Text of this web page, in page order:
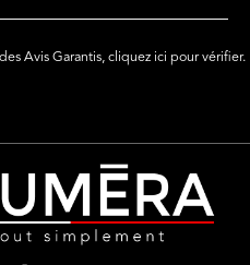
Avis Garantis, cliquez ici pour vérifier.